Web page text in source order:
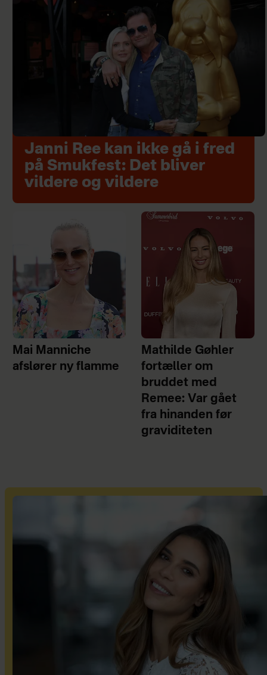
Janni Ree kan ikke gå i fred
på Smukfest: Det bliver
vildere og vildere
Mai Manniche
afslører ny flamme
Mathilde Gøhler
fortæller om
bruddet med
Remee: Var gået
fra hinanden før
graviditeten